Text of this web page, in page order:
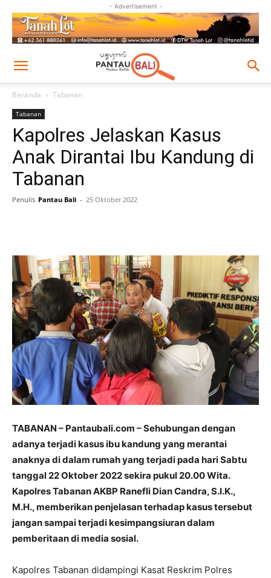
- Advertisement -
Beranda Tabanan
Tabanan
Kapolres Jelaskan Kasus
Anak Dirantai Ibu Kandung di
Tabanan
Penulis Pantau Bali - 25 Oktober 2022
TABANAN – Pantaubali.com – Sehubungan dengan
adanya terjadi kasus ibu kandung yang merantai
anaknya di dalam rumah yang terjadi pada hari Sabtu
tanggal 22 Oktober 2022 sekira pukul 20.00 Wita.
Kapolres Tabanan AKBP Ranefli Dian Candra, S.I.K.,
M.H., memberikan penjelasan terhadap kasus tersebut
jangan sampai terjadi kesimpangsiuran dalam
pemberitaan di media sosial.
Kapolres Tabanan didampingi Kasat Reskrim Polres